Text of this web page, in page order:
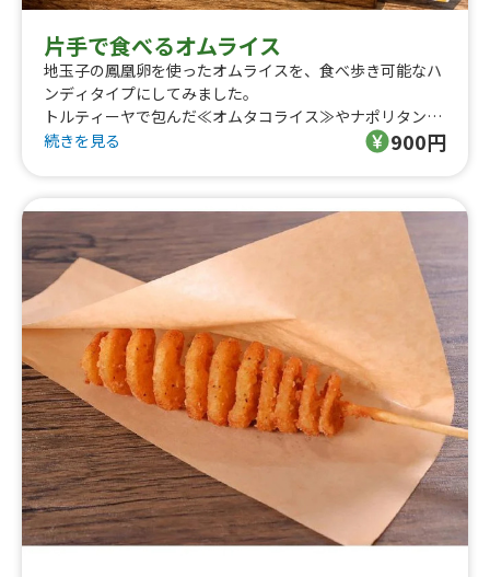
片手で食べるオムライス
地玉子の鳳凰卵を使ったオムライスを、食べ歩き可能なハ
ンディタイプにしてみました。
トルティーヤで包んだ≪オムタコライス≫やナポリタンを
包んだ≪オムスパ≫も、オプションでお選び頂けます。
続きを見る 900円